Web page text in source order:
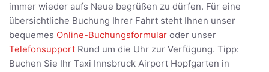
immer wieder aufs Neue begrüßen zu dürfen. Für eine
übersichtliche Buchung Ihrer Fahrt steht Ihnen unser
bequemes Online-Buchungsformular oder unser
Telefonsupport Rund um die Uhr zur Verfügung. Tipp:
Buchen Sie Ihr Taxi Innsbruck Airport Hopfgarten in